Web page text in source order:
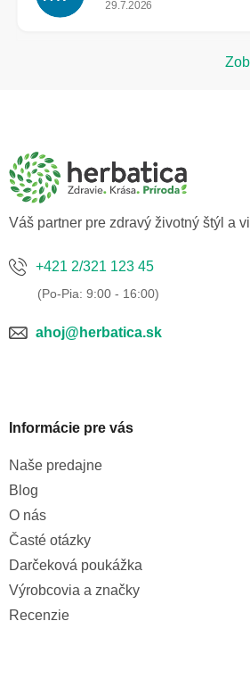
29.7.2026
Váš partner pre zdravý životný štýl a
+421 2/321 123 45
ahoj@herbatica.sk
Informácie pre vás
Naše predajne
Blog
O nás
Časté otázky
Darčeková poukážka
Výrobcovia a značky
Recenzie